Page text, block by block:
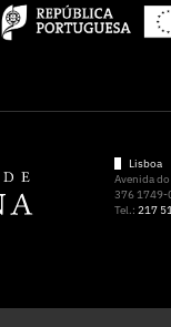
Lisboa
Avenida
376 1749-
Tel.: 217